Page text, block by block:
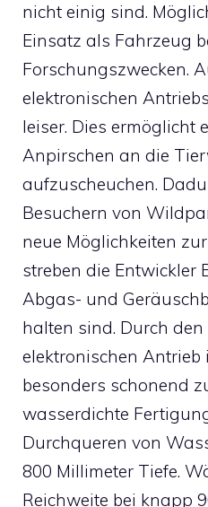
nicht einig sind.
Einsatz als Fahrzeug
Forschungszwecken.
elektronischen
leiser. Dies ermöglicht
Anpirschen an die
aufzuscheuchen.
Besuchern von
neue Möglichkeiten
streben die Entwickler
Abgas- und
halten sind. Durch
elektronischen Antrieb
besonders schonend
wasserdichte
Durchqueren von
800 Millimeter Tiefe.
Reichweite bei knapp